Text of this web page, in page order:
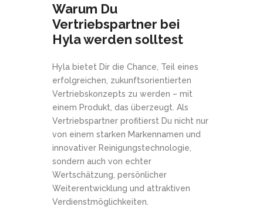
Warum Du
Vertriebspartner bei
Hyla werden solltest
Hyla bietet Dir die Chance, Teil eines
erfolgreichen, zukunftsorientierten
Vertriebskonzepts zu werden – mit
einem Produkt, das überzeugt. Als
Vertriebspartner profitierst Du nicht nur
von einem starken Markennamen und
innovativer Reinigungstechnologie,
sondern auch von echter
Wertschätzung, persönlicher
Weiterentwicklung und attraktiven
Verdienstmöglichkeiten.